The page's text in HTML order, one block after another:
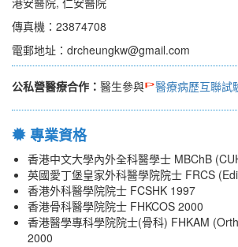
傳真機：23874708
電郵地址：drcheungkw@gmail.com
公私營醫療合作： 醫生參與 醫療病歷互聯試
專業資格
香港中文大學內外全科醫學士 MBChB
英國愛丁堡皇家外科醫學院院士 FRCS
香港外科醫學院院士 FCSHK 1997
香港骨科醫學院院士 FHKCOS 2000
香港醫學專科學院院士(骨科) FHKAM
2000